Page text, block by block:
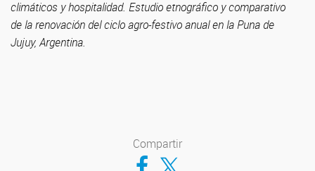
climáticos y hospitalidad. Estudio etnográfico y comparativo
de la renovación del ciclo agro-festivo anual en la Puna de
Jujuy, Argentina.
Compartir
Compartir en Facebook
Compartir en Twitter